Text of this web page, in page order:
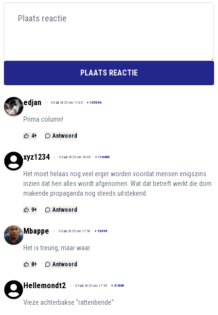
PLAATS REACTIE
edjan 04 juli 2025 om 11:03 + 105044
Prima column!
4+ Antwoord
xyz1234 03 juli 2025 om 18:00 + 116485
Het moet helaas nog veel erger worden voordat mensen enigszins
inzien dat hen alles wordt afgenomen. Wat dat betreft werkt die dom
makende propaganda nog steeds uitstekend.
9+ Antwoord
Mbappe 03 juli 2025 om 17:56 + 93096
Het is treurig, maar waar.
8+ Antwoord
Hellemondt2 03 juli 2025 om 17:54 + 31848
Vieze achterbakse “rattenbende”